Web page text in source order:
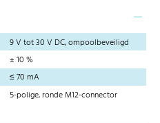
9 V tot 30 V DC, ompoolbeveiligd
± 10 %
≤ 70 mA
5-polige, ronde M12-connector